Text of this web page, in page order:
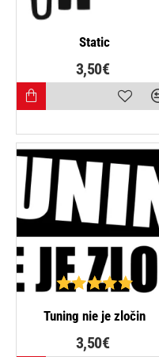
Static
3,50€
NAJPREDÁVANEJŠIE
Tuning nie je zločin
3,50€